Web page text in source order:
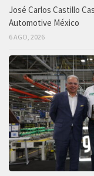
José Carlos Castillo
Automotive México
6 AGO, 2026